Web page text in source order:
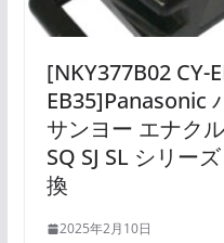
[NKY377B02 CY-
EB35]Panasonic
サンヨー エナクル
SQ SJ SL シリー
換
2025年2月10日